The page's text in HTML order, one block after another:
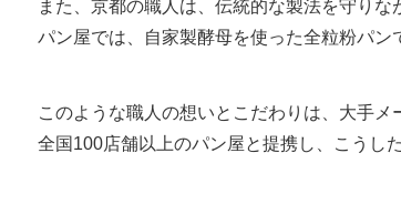
また、京都の職人は、伝統的な製法を守り
パン屋では、自家製酵母を使った全粒粉パン
このような職人の想いとこだわりは、大手
全国100店舗以上のパン屋と提携し、こうし